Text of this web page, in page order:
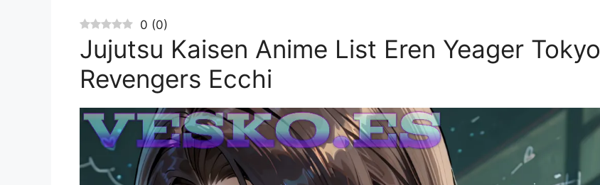
0 (0)
Jujutsu Kaisen Anime List Eren Yeager Tokyo
Revengers Ecchi